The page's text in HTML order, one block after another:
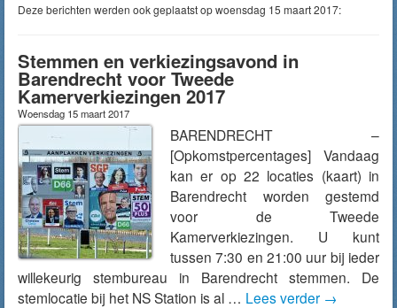
Deze berichten werden ook geplaatst op woensdag 15 maart 2017:
Stemmen en verkiezingsavond in
Barendrecht voor Tweede
Kamerverkiezingen 2017
Woensdag 15 maart 2017
BARENDRECHT –
[Opkomstpercentages] Vandaag
kan er op 22 locaties (kaart) in
Barendrecht worden gestemd
voor de Tweede
Kamerverkiezingen. U kunt
tussen 7:30 en 21:00 uur bij ieder
willekeurig stembureau in Barendrecht stemmen. De
stemlocatie bij het NS Station is al … Lees verder →